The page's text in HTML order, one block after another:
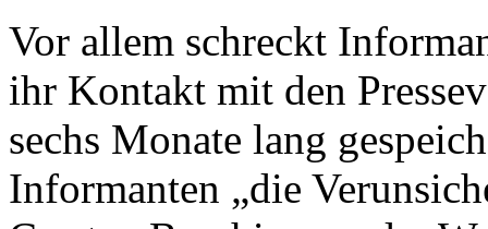
Vor allem schreckt
ihr Kontakt mit den
sechs Monate lang
Informanten „die